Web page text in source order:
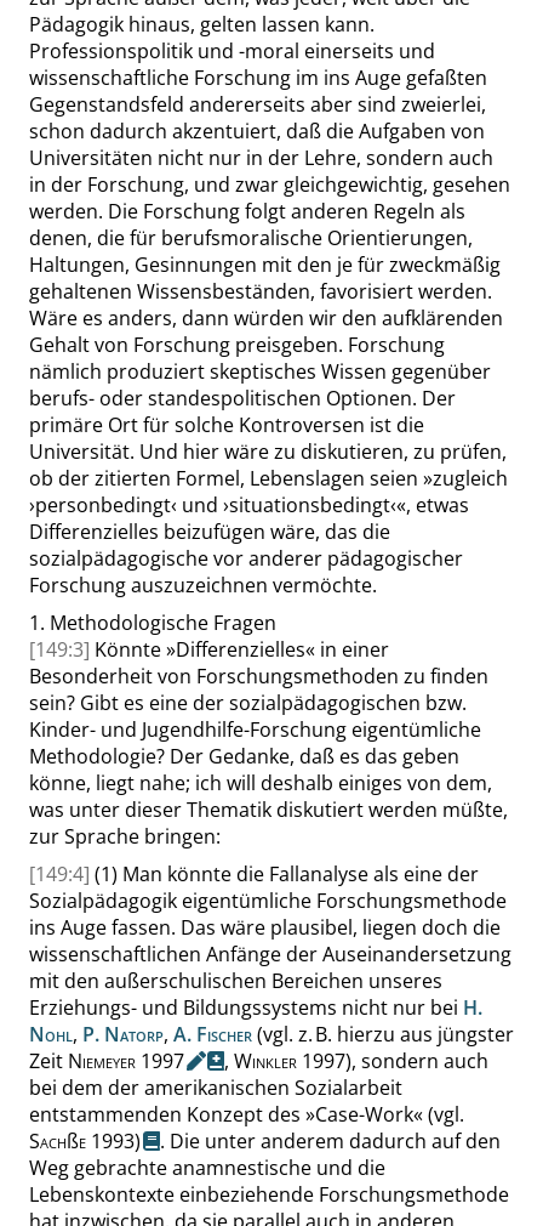
Pädagogik hinaus, gelten lassen kann.
Professionspolitik und -moral einerseits und
wissenschaftliche Forschung im ins Auge gefaßten
Gegenstandsfeld andererseits aber sind zweierlei,
schon dadurch akzentuiert, daß die Aufgaben von
Universitäten nicht nur in der Lehre, sondern auch
in der Forschung, und zwar gleichgewichtig, gesehen
werden. Die Forschung folgt anderen Regeln als
denen, die für berufsmoralische Orientierungen,
Haltungen, Gesinnungen mit den je für zweckmäßig
gehaltenen Wissensbeständen, favorisiert werden.
Wäre es anders, dann würden wir den aufklärenden
Gehalt von Forschung preisgeben. Forschung
nämlich produziertskeptisches Wissen gegenüber
berufs- oder standespolitischen Optionen. Der
primäre Ort für solche Kontroversen ist die
Universität. Und hier wäre zu diskutieren, zu prüfen,
ob der zitierten Formel, Lebenslagen seien »zugleich
›personbedingt‹ und ›situationsbedingt‹«, etwas
Differenzielles beizufügen wäre, das die
sozialpädagogische vor anderer pädagogischer
Forschung auszuzeichnen vermöchte.
1. Methodologische Fragen
[149:3] Könnte»Differenzielles« in einer
Besonderheit von Forschungsmethoden zu finden
sein? Gibt es eine der sozialpädagogischen bzw.
Kinder- und Jugendhilfe-Forschung eigentümliche
Methodologie? Der Gedanke, daß es das geben
könne, liegt nahe; ich will deshalb einiges von dem,
was unter dieser Thematik diskutiert werden müßte,
zur Sprache bringen:
[149:4] (1) Man könnte die Fallanalyseals eine der
Sozialpädagogik eigentümliche Forschungsmethode
ins Auge fassen. Das wäre plausibel, liegen doch die
wissenschaftlichen Anfänge der Auseinandersetzung
mit den außerschulischen Bereichen unseres
Erziehungs- und Bildungssystems nicht nur bei H.
Nohl, P. Natorp, A. Fischer(vgl. z. B. hierzu aus jüngster
Zeit Niemeyer 1997 ,Winkler 1997), sondern auch
bei dem der amerikanischen Sozialarbeit
entstammenden Konzept des »Case-Work«(vgl.
Sachße 1993) . Die unter anderem dadurch auf den
Weg gebrachte anamnestische und die
Lebenskontexte einbeziehende Forschungsmethode